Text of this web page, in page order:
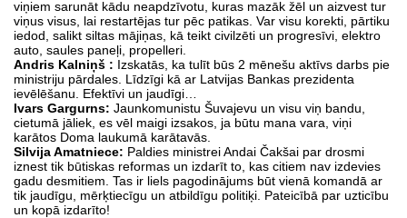
viņiem sarunāt kādu neapdzīvotu, kuras mazāk žēl un aizvest tur
viņus visus, lai restartējas tur pēc patikas. Var visu korekti, pārtiku
iedod, salikt siltas mājiņas, kā teikt civilzēti un progresīvi, elektro
auto, saules paneļi, propelleri.
Andris Kalniņš : Izskatās, ka tulīt būs 2 mēnešu aktīvs darbs pie
ministriju pārdales. Līdzīgi kā ar Latvijas Bankas prezidenta
ievēlēšanu. Efektīvi un jaudīgi…
Ivars Gargurns: Jaunkomunistu Šuvajevu un visu viņ bandu,
cietumā jāliek, es vēl maigi izsakos, ja būtu mana vara, viņi
karātos Doma laukumā karātavās.
Silvija Amatniece: Paldies ministrei Andai Čakšai par drosmi
iznest tik būtiskas reformas un izdarīt to, kas citiem nav izdevies
gadu desmitiem. Tas ir liels pagodinājums būt vienā komandā ar
tik jaudīgu, mērķtiecīgu un atbildīgu politiķi. Pateicībā par uzticību
un kopā izdarīto!